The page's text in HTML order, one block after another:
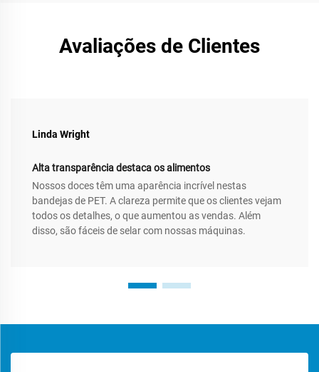
Avaliações de Clientes
Linda Wright
Alta transparência destaca os alimentos
Nossos doces têm uma aparência incrível nestas
bandejas de PET. A clareza permite que os clientes vejam
todos os detalhes, o que aumentou as vendas. Além
disso, são fáceis de selar com nossas máquinas.